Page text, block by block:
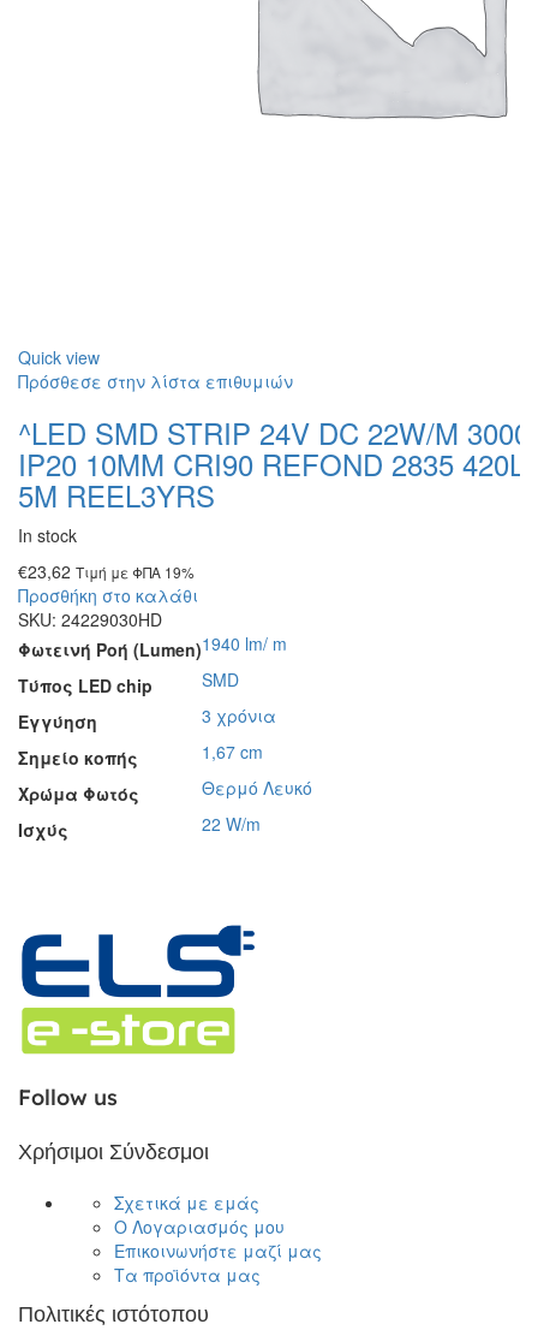
Quick view
Πρόσθεσε στην λίστα επιθυμιών
^LED SMD STRIP 24V DC 22W/M
IP20 10MM CRI90 REFOND 2835
5M REEL3YRS
In stock
€23,62 Τιμή με ΦΠΑ 19%
Προσθήκη στο καλάθι
SKU: 24229030HD
Φωτεινή Ροή (Lumen)1940 lm/ m
Τύπος LED chip
SMD
Εγγύηση
3 χρόνια
Σημείο κοπής
1,67 cm
Χρώμα Φωτός
Θερμό Λευκό
Ισχύς
22 W/m
Follow us
Χρήσιμοι Σύνδεσμοι
Σχετικά με εμάς
Ο Λογαριασμός μου
Επικοινωνήστε μαζί μας
Τα προϊόντα μας
Πολιτικές ιστότοπου